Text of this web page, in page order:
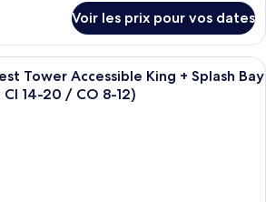
Voir les prix pour vos dates
Une chambre d’hôtel moderne
Tower Accessible King + Splash Bay
14-20 / CO 8-12)